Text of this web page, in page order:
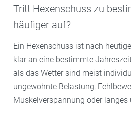
Tritt Hexenschuss zu
häufiger auf?
Ein Hexenschuss ist nach
klar an eine bestimmte
als das Wetter sind meist
ungewohnte Belastung,
Muskelverspannung oder langes